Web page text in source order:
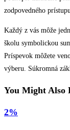
zodpovedného
Každý z vás môže
školu symbolickou
Príspevok môžete
výberu. Súkromná
You Might Also
2%